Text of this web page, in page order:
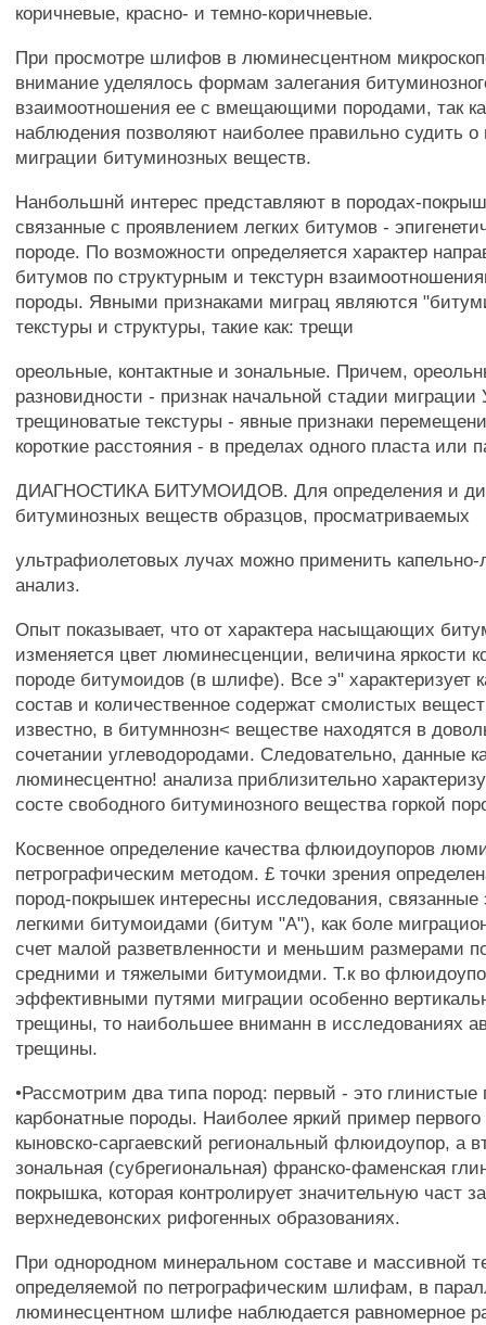
коричневые, красно- и темно-коричневые.
При просмотре шлифов в люминесцентном
внимание уделялось формам залегания
взаимоотношения ее с вмещающими породами, так
наблюдения позволяют наиболее правильно судить о
миграции битуминозных веществ.
Нанбольшнй интерес представляют в породах-
связанные с проявлением легких битумов -
породе. По возможности определяется характер
битумов по структурным и текстурн
породы. Явными признаками миграц являются
текстуры и структуры, такие как: трещи
ореольные, контактные и зональные. Причем,
разновидности - признак начальной стадии
трещиноватые текстуры - явные признаки
короткие расстояния - в пределах одного пласта или
ДИАГНОСТИКА БИТУМОИДОВ. Для определения и
битуминозных веществ образцов, просматриваемых
ультрафиолетовых лучах можно применить
анализ.
Опыт показывает, что от характера насыщающих
изменяется цвет люминесценции, величина яркости
породе битумоидов (в шлифе). Все э" характеризует
состав и количественное содержат смолистых
известно, в битумннозн< веществе находятся в
сочетании углеводородами. Следовательно, данные
люминесцентно! анализа приблизительно
состе свободного битуминозного вещества горкой
Косвенное определение качества флюидоупоров
петрографическим методом. £ точки зрения
пород-покрышек интересны исследования, связанные
легкими битумоидами (битум "А"), как боле
счет малой разветвленности и меньшим размерами
средними и тяжелыми битумоидми. Т.к во
эффективными путями миграции особенно
трещины, то наибольшее вниманн в исследованиях
трещины.
•Рассмотрим два типа пород: первый - это
карбонатные породы. Наиболее яркий пример первого
кыновско-саргаевский региональный флюидоупор, а
зональная (субрегиональная) франско-фаменская
покрышка, которая контролирует значительную част
верхнедевонских рифогенных образованиях.
При однородном минеральном составе и массивной
определяемой по петрографическим шлифам, в
люминесцентном шлифе наблюдается равномерное